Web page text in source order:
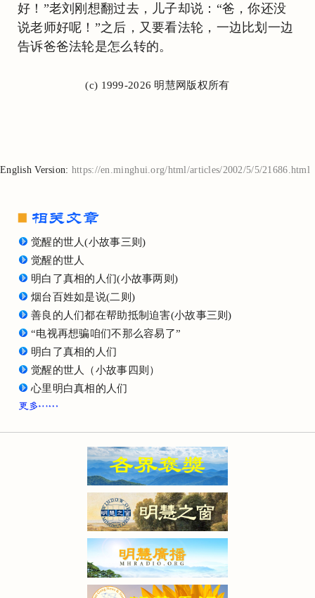
好！”老刘刚想翻过去，儿子却说：“爸，你还没
说老师好呢！”之后，又要看法轮，一边比划一边
告诉爸爸法轮是怎么转的。
(c) 1999-2026 明慧网版权所有
English Version: https://en.minghui.org/html/articles/2002/5/5/21686.html
觉醒的世人(小故事三则)
觉醒的世人
明白了真相的人们(小故事两则)
烟台百姓如是说(二则)
善良的人们都在帮助抵制迫害(小故事三则)
“电视再想骗咱们不那么容易了”
明白了真相的人们
觉醒的世人（小故事四则）
心里明白真相的人们